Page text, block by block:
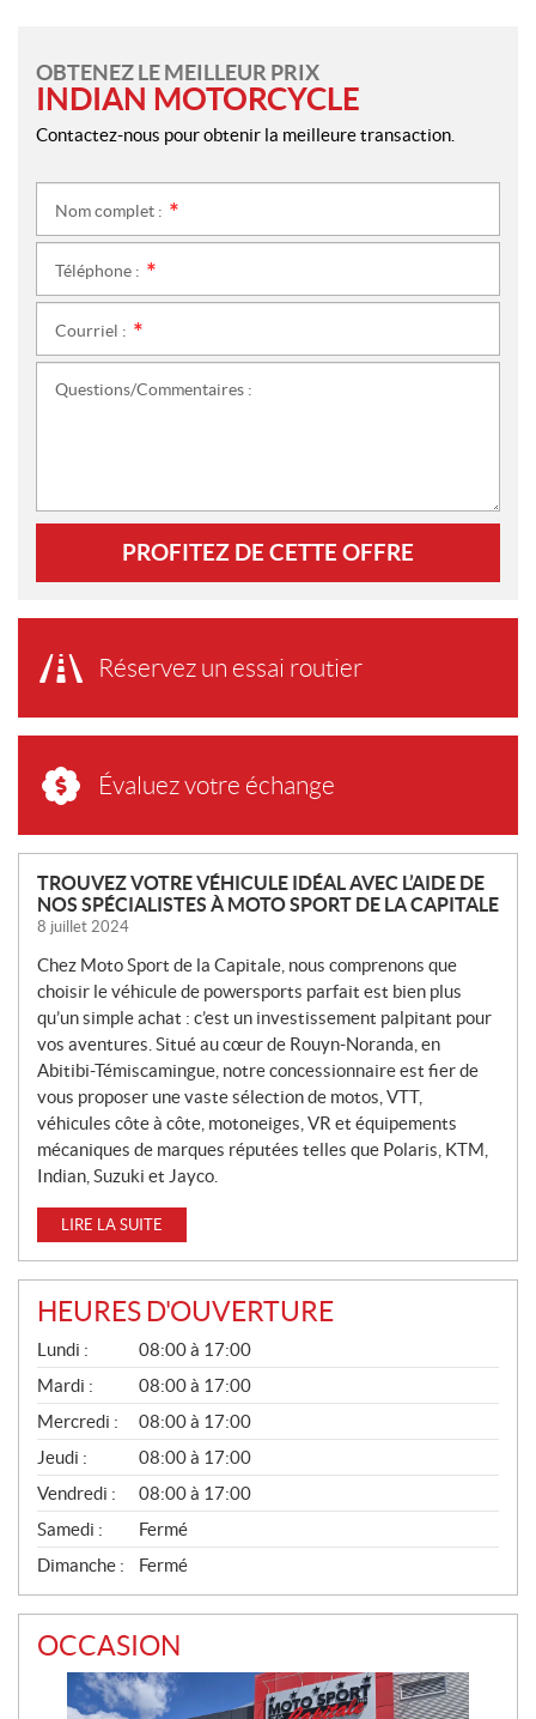
OBTENEZ LE MEILLEUR PRIX
INDIAN MOTORCYCLE
Contactez-nous pour obtenir la meilleure transaction.
Nom complet :
Téléphone :
Courriel :
Questions/Commentaires :
PROFITEZ DE CETTE OFFRE
Réservez un essai routier
Évaluez votre échange
N
O
U
V
E
L
L
E
S
TROUVEZ VOTRE VÉHICULE IDÉAL AVEC L’AIDE DE
NOS SPÉCIALISTES À MOTO SPORT DE LA CAPITALE
8 juillet 2024
Chez Moto Sport de la Capitale, nous comprenons que
choisir le véhicule de powersports parfait est bien plus
qu’un simple achat : c’est un investissement palpitant pour
vos aventures. Situé au cœur de Rouyn-Noranda, en
Abitibi-Témiscamingue, notre concessionnaire est fier de
vous proposer une vaste sélection de motos, VTT,
véhicules côte à côte, motoneiges, VR et équipements
mécaniques de marques réputées telles que Polaris, KTM,
Indian, Suzuki et Jayco.
LIRE LA SUITE
HEURES D'OUVERTURE
G
É
N
É
R
A
L
Lundi :
08:00 à 17:00
Mardi :
08:00 à 17:00
Mercredi :
08:00 à 17:00
Jeudi :
08:00 à 17:00
Vendredi :
08:00 à 17:00
Samedi :
Fermé
Dimanche :
Fermé
OCCASION